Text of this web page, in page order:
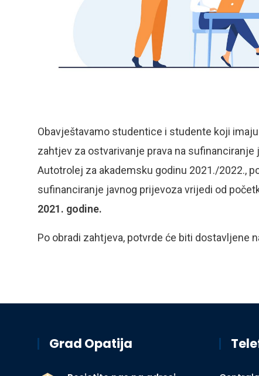
Obavještavamo studentice i studente koji imaju
zahtjev za ostvarivanje prava na
Autotrolej za akademsku godinu 2021./2022.,
sufinanciranje javnog prijevoza vrijedi od
2021. godine.
Po obradi zahtjeva, potvrde će biti dostavljene
Grad Opatija